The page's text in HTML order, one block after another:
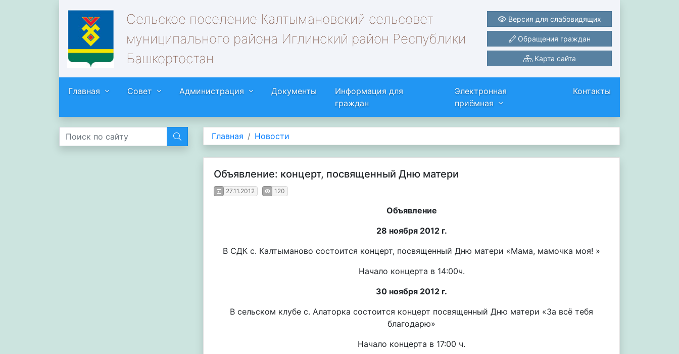
Сельское поселение Калтымановский сельсовет
муниципального района Иглинский район Республики
Башкортостан
Версия для слабовидящих
Обращения граждан
Карта сайта
Главная Совет Администрация Документы
Информация для
граждан
Электронная
приёмная
Контакты
Главная Новости
Объявление: концерт, посвященный Дню матери
27.11.2012 120
Объявление
28 ноября 2012 г.
В СДК с. Калтыманово состоится концерт, посвященный Дню матери «Мама, мамочка моя! »
Начало концерта в 14:00ч.
30 ноября 2012 г.
В сельском клубе с. Алаторка состоится концерт посвященный Дню матери «За всё тебя
благодарю»
Начало концерта в 17:00 ч.